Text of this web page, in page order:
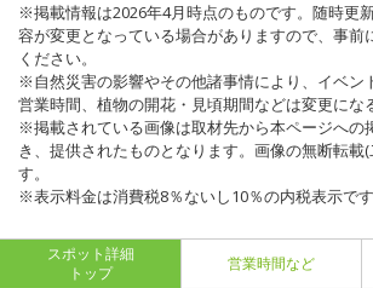
※掲載情報は2026年4月時点のものです。随時更
容が変更となっている場合がありますので、事前
ください。
※自然災害の影響やその他諸事情により、イベン
営業時間、植物の開花・見頃期間などは変更にな
※掲載されている画像は取材先から本ページへの
き、提供されたものとなります。画像の無断転載
す。
※表示料金は消費税8％ないし10％の内税表示です
スポット詳細
トップ
営業時間など